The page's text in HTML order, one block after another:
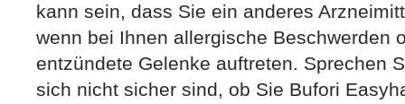
kann sein, dass Sie ein anderes
wenn bei Ihnen allergische Beschwerden
entzündete Gelenke auftreten. Sprechen
sich nicht sicher sind, ob Sie Bufori